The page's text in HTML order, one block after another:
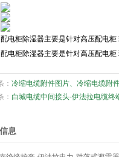
配电柜除湿器主要是针对高压配电
配电柜除湿器主要是针对高压配电
： 冷缩电缆附件图片、冷缩电缆附
： 白城电缆中间接头-伊法拉电缆终
息